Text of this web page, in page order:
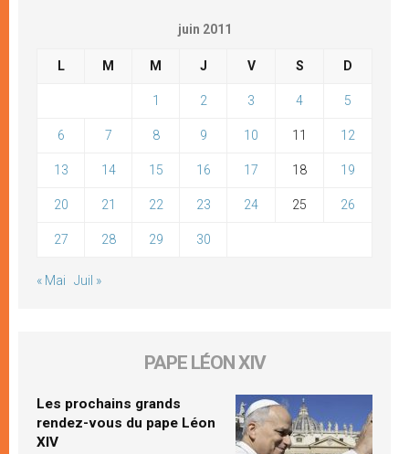
juin 2011
L M M J V S D
1 2 3 4 5
6 7 8 9 10 11 12
13 14 15 16 17 18 19
20 21 22 23 24 25 26
27 28 29 30
« Mai Juil »
PAPE LÉON XIV
Les prochains grands
rendez-vous du pape Léon
XIV